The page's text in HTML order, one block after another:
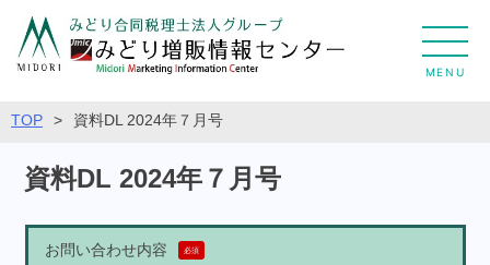
MENU
TOP > 資料DL 2024年７月号
資料DL 2024年７月号
お問い合わせ内容 必須